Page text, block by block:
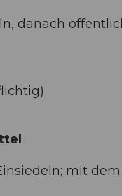
danach
mit